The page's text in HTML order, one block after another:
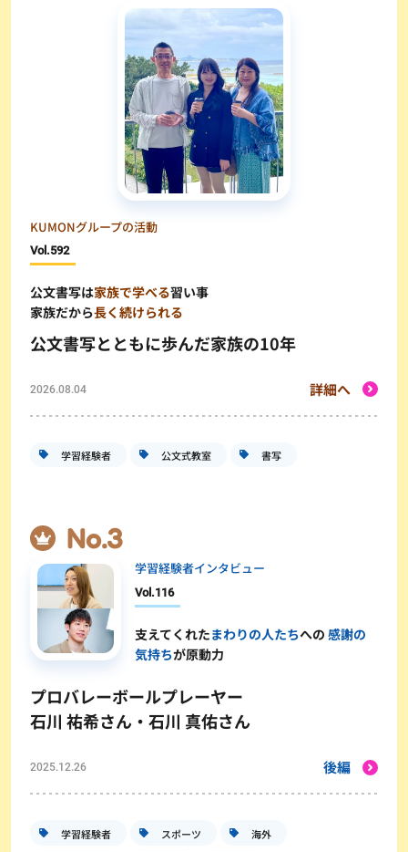
KUMONグループの活動
Vol.592
公文書写は家族で学べる習い事
家族だから長く続けられる
公文書写とともに歩んだ家族の10年
2026.08.04 詳細へ
学習経験者 公文式教室 書写
学習経験者インタビュー
Vol.116
支えてくれたまわりの人たちへの感謝の
気持ちが原動力
プロバレーボールプレーヤー
石川 祐希さん・石川 真佑さん
2025.12.26 後編
学習経験者 スポーツ 海外